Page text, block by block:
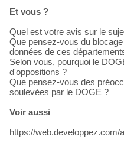
Et vous ?
Quel est votre avis sur le
Que pensez-vous du
données de ces
Selon vous, pourquoi le
d'oppositions ?
Que pensez-vous des
soulevées par le DOGE ?
Voir aussi
https://web.developpez.com/